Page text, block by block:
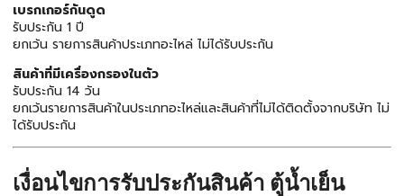
เบรกเกอร์กันดูด
รับประกัน 1 ปี
ยกเว้น รายการสินค้าประเภทอะไหล่ ไม่ได้รับประกัน
สินค้าที่มีเครื่องกรองในตัว
รับประกัน 14 วัน
ยกเว้นรายการสินค้าในประเภทอะไหล่และสินค้าที่ไม่ได้ติดตั้งจากบริษัท ไม่
ได้รับประกัน
เงื่อนไขการรับประกันสินค้า ตู้น้ำเย็น